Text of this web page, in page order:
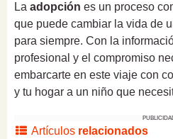
La adopción es un proceso
que puede cambiar la vida de
para siempre. Con la
profesional y el compromiso
embarcarte en este viaje con
y tu hogar a un niño que
Artículos relacionados